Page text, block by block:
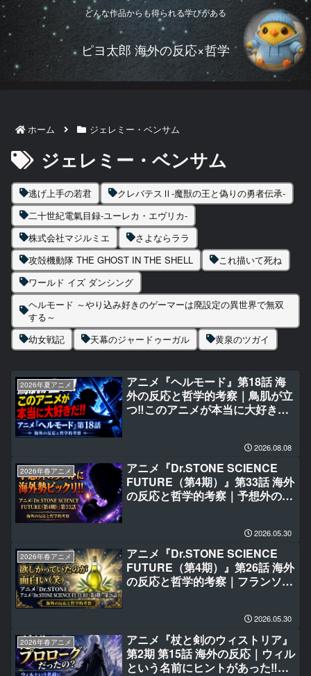
どんな作品からも得られる学びがある
ピヨ太郎 海外の反応×哲学
ホーム ジェレミー・ベンサム
ジェレミー・ベンサム
逃げ上手の若君
クレバテスⅡ-魔獣の王と偽りの勇者伝承-
二十世紀電氣目録-ユーレカ・エヴリカ-
株式会社マジルミエ
さよならララ
攻殻機動隊 THE GHOST IN THE SHELL
これ描いて死ね
ワールド イズ ダンシング
ヘルモード ～やり込み好きのゲーマーは廃設定の異世界で無双
する～
幼女戦記
天幕のジャードゥーガル 黄泉のツガイ
2026年夏アニメ
アニメ『ヘルモード』第18話 海
外の反応と哲学的考察｜鳥肌が立
つ‼このアニメが本当に大好き
2026.08.08
2026年春アニメ
アニメ『Dr.STONE SCIENCE
FUTURE（第4期）』第33話 海外
の反応と哲学的考察｜予想外のラ
2026.05.30
2026年春アニメ
アニメ『Dr.STONE SCIENCE
FUTURE（第4期）』第26話 海外
の反応と哲学的考察｜フランソワ
2026.05.30
2026年春アニメ
アニメ『杖と剣のウィストリア』
第2期 第15話 海外の反応｜ウィル
という名前にヒントがあった‼今